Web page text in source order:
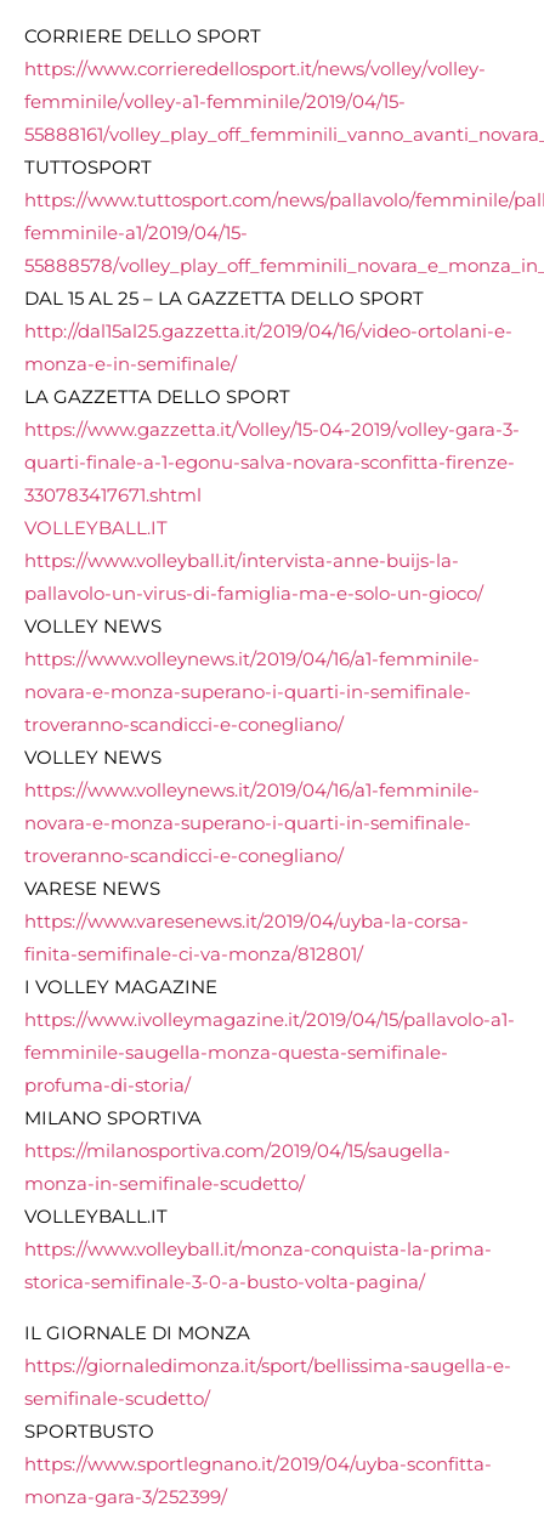
CORRIERE DELLO SPORT
https://www.corrieredellosport.it/news/volley/volley-
femminile/volley-a1-femminile/2019/04/15-
55888161/
TUTTOSPORT
https://www.tuttosport.com/news/pallavolo/femminile/
femminile-a1/2019/04/15-
55888578/
DAL 15 AL 25 – LA GAZZETTA DELLO SPORT
http://dal15al25.gazzetta.it/2019/04/16/video-ortolani-e-
monza-e-in-semifinale/
LA GAZZETTA DELLO SPORT
https://www.gazzetta.it/Volley/15-04-2019/volley-gara-3-
quarti-finale-a-1-egonu-salva-novara-sconfitta-firenze-
330783417671.shtml
VOLLEYBALL.IT
https://www.volleyball.it/intervista-anne-buijs-la-
pallavolo-un-virus-di-famiglia-ma-e-solo-un-gioco/
VOLLEY NEWS
https://www.volleynews.it/2019/04/16/a1-femminile-
novara-e-monza-superano-i-quarti-in-semifinale-
troveranno-scandicci-e-conegliano/
VOLLEY NEWS
https://www.volleynews.it/2019/04/16/a1-femminile-
novara-e-monza-superano-i-quarti-in-semifinale-
troveranno-scandicci-e-conegliano/
VARESE NEWS
https://www.varesenews.it/2019/04/uyba-la-corsa-
finita-semifinale-ci-va-monza/812801/
I VOLLEY MAGAZINE
https://www.ivolleymagazine.it/2019/04/15/pallavolo-a1-
femminile-saugella-monza-questa-semifinale-
profuma-di-storia/
MILANO SPORTIVA
https://milanosportiva.com/2019/04/15/saugella-
monza-in-semifinale-scudetto/
VOLLEYBALL.IT
https://www.volleyball.it/monza-conquista-la-prima-
storica-semifinale-3-0-a-busto-volta-pagina/
IL GIORNALE DI MONZA
https://giornaledimonza.it/sport/bellissima-saugella-e-
semifinale-scudetto/
SPORTBUSTO
https://www.sportlegnano.it/2019/04/uyba-sconfitta-
monza-gara-3/252399/